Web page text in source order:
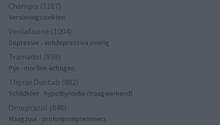
Champix (1187)
Verslavingsziekten
Venlafaxine (1004)
Depressie - antidepressiva overig
Tramadol (939)
Pijn - morfine-achtigen
Thyrax Duotab (882)
Schildklier - hypothyroidie (traagwerkend)
Omeprazol (848)
Maagzuur - protonpompremmers